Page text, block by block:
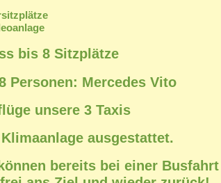
bis 8 Sitzplätze
Personen: Mercedes Vito
unsere 3 Taxis
ausgestattet.
bereits bei einer